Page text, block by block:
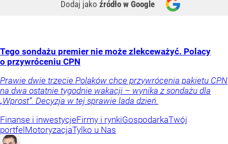
Dodaj jako źródło w Google
Tego sondażu premier nie może zlekceważyć. Polacy
o przywróceniu CPN
Prawie dwie trzecie Polaków chce przywrócenia pakietu CPN
na dwa ostatnie tygodnie wakacji – wynika z sondażu dla
„Wprost”. Decyzja w tej sprawie lada dzień.
Finanse i inwestycjeFirmy i rynkiGospodarkaTwój
portfel MotoryzacjaTylko u Nas